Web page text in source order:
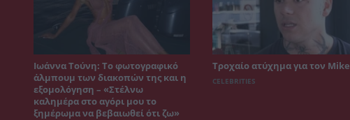
Ιωάννα Τούνη: Το φωτογραφικό
άλμπουμ των διακοπών της και η
εξομολόγηση – «Στέλνω
καλημέρα στο αγόρι μου το
ξημέρωμα να βεβαιωθεί ότι ζω»
Τροχαίο ατύχημα για τον Mike
CELEBRITIES